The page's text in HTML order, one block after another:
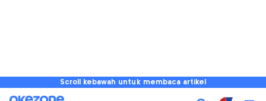
Scroll kebawah untuk membaca artikel